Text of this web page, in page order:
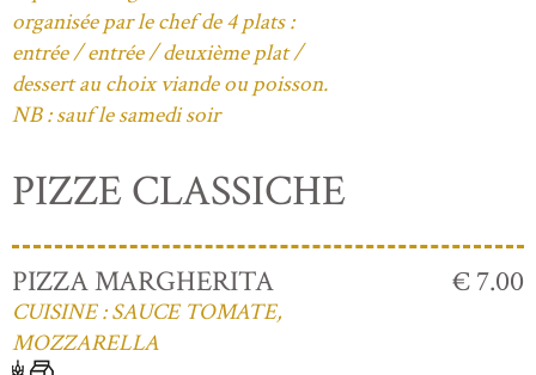
organisée par le chef de 4 plats :
entrée / entrée / deuxième plat /
dessert au choix viande ou poisson.
NB : sauf le samedi soir
PIZZE CLASSICHE
PIZZA MARGHERITA
CUISINE : SAUCE TOMATE,
MOZZARELLA
€ 7.00